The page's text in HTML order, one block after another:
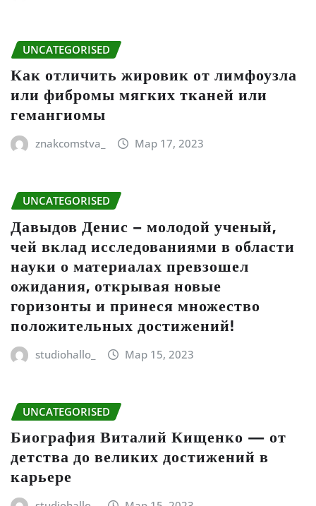
UNCATEGORISED
Как отличить жировик от лимфоузла
или фибромы мягких тканей или
гемангиомы
znakcomstva_ Мар 17, 2023
UNCATEGORISED
Давыдов Денис – молодой ученый,
чей вклад исследованиями в области
науки о материалах превзошел
ожидания, открывая новые
горизонты и принеся множество
положительных достижений!
studiohallo_ Мар 15, 2023
UNCATEGORISED
Биография Виталий Кищенко — от
детства до великих достижений в
карьере